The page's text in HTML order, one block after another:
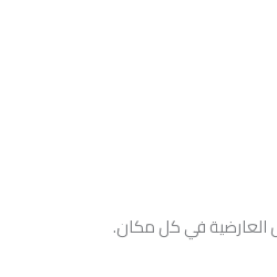
العارضية في كل مكان.